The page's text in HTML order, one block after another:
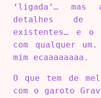
‘ligada’…
detalhes de
existentes… e o
com qualquer
mim ecaaaaaaaa.
O que tem de
com o garoto